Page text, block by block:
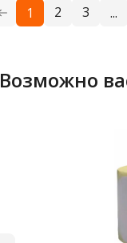
1 2 3 ...
Возможно